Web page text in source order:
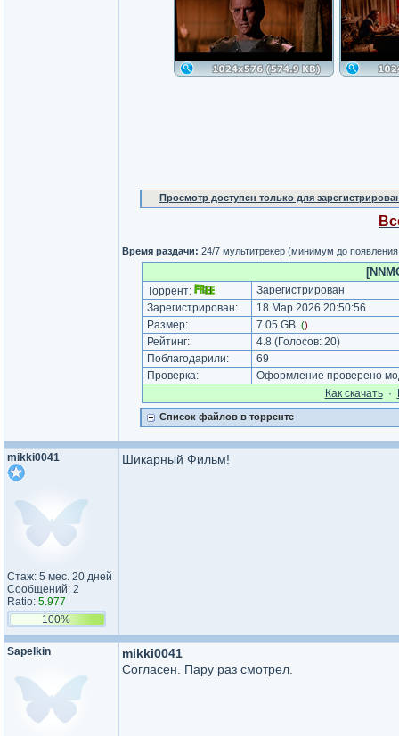
Просмотр доступен только для
Время раздачи: 24/7 мультитрекер (минимум до
Торрент:
Зарегистрирован
Зарегистрирован:
18 Мар 2026 20:50:56
Размер:
7.05 GB ()
Рейтинг: 4.8 (Голосов: 20)
Поблагодарили:
69
Проверка:
Оформление проверено
Как cкачать·
Список файлов в торренте
mikki0041
Стаж: 5 мес. 20 дней
Сообщений: 2
Ratio: 5.977
100%
Шикарный Фильм!
Sapelkin
mikki0041
Согласен. Пару раз смотрел.